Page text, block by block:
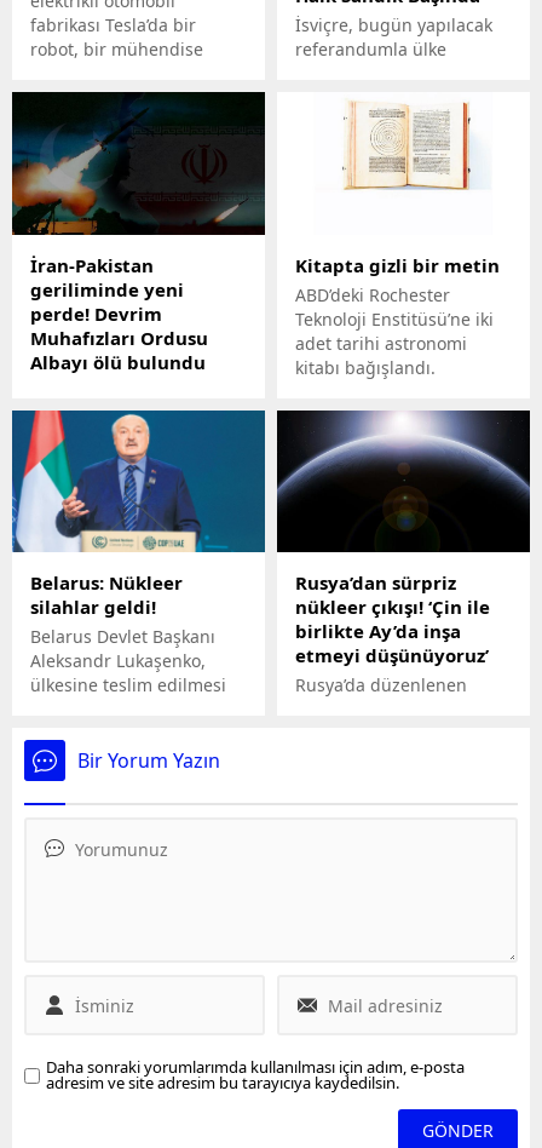
fabrikası Tesla’da bir
robot, bir mühendise
İsviçre, bugün yapılacak
referandumla ülke
sınırlandırılmasını
öngören tasarıyı
oylayacak.
İran-Pakistan
geriliminde yeni
perde! Devrim
Muhafızları Ordusu
Albayı ölü bulundu
yer alan Sistan ve
Belucistan eyaletinde
Devrim Muhafızları
Ordusu mensubu Albay
Hüseyin Ali Cavdanfer,
silahlı saldırı sonucu
Kitapta gizli bir metin
ABD’deki Rochester
Teknoloji Enstitüsü’ne iki
adet tarihi astronomi
kitabı bağışlandı.
Belarus: Nükleer
silahlar geldi!
Belarus Devlet Başkanı
Aleksandr Lukaşenko,
ülkesine teslim edilmesi
ulaştığını duyurdu.
Rusya’dan sürpriz
nükleer çıkışı! ‘Çin ile
birlikte Ay’da inşa
etmeyi düşünüyoruz’
Rusya’da düzenlenen
Borisov, Çin ile ortaklaşa
Bir Yorum Yazın
Daha sonraki yorumlarımda kullanılması için adım, e-posta
adresim ve site adresim bu tarayıcıya kaydedilsin.